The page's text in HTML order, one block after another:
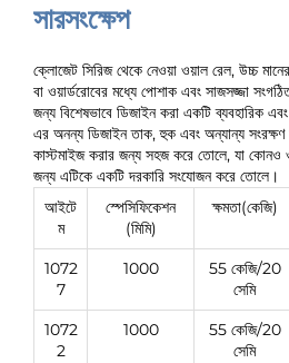
সারসংক্ষেপ
ক্লোজেট সিরিজ থেকে নেওয়া ওয়াল রেল, উচ্চ
বা ওয়ার্ডরোবের মধ্যে পোশাক এবং সাজসজ্জা
জন্য বিশেষভাবে ডিজাইন করা একটি ব্যবহারিক
এর অনন্য ডিজাইন তাক, হুক এবং অন্যান্য সংরক্ষণ
কাস্টমাইজ করার জন্য সহজ করে তোলে, যা কোনও
জন্য এটিকে একটি দরকারি সংযোজন করে তোলে।
আইটে
ম
স্পেসিফিকেশন
(মিমি)
ক্ষমতা(কেজি)
1072
7
1000
55 কেজি/20
সেমি
1072
2
1000
55 কেজি/20
সেমি